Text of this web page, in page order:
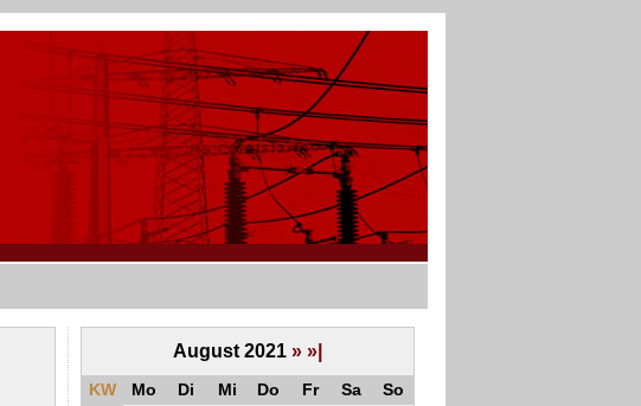
August 2021 » »|
KW Mo Di Mi Do Fr Sa
So